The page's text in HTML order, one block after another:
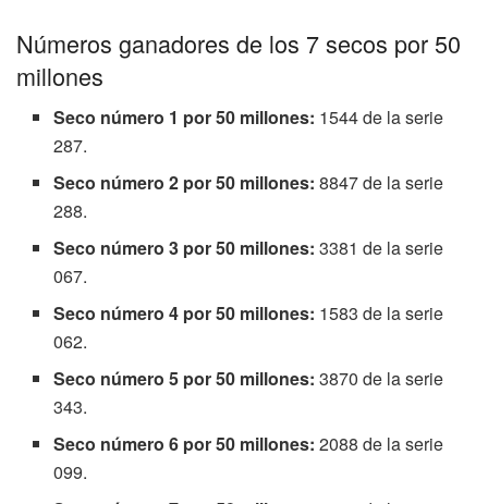
Números ganadores de los 7 secos por 50
millones
Seco número 1 por 50 millones: 1544 de la serie
287.
Seco número 2 por 50 millones:8847 de la serie
288.
Seco número 3 por 50 millones:3381 de la serie
067.
Seco número 4 por 50 millones: 1583 de la serie
062.
Seco número 5 por 50 millones:3870 de la serie
343.
Seco número 6 por 50 millones:2088 de la serie
099.